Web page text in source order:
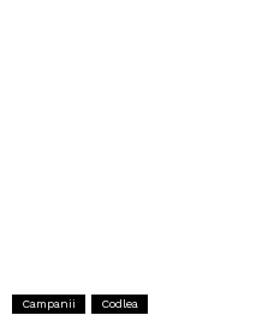
Campanii Codlea